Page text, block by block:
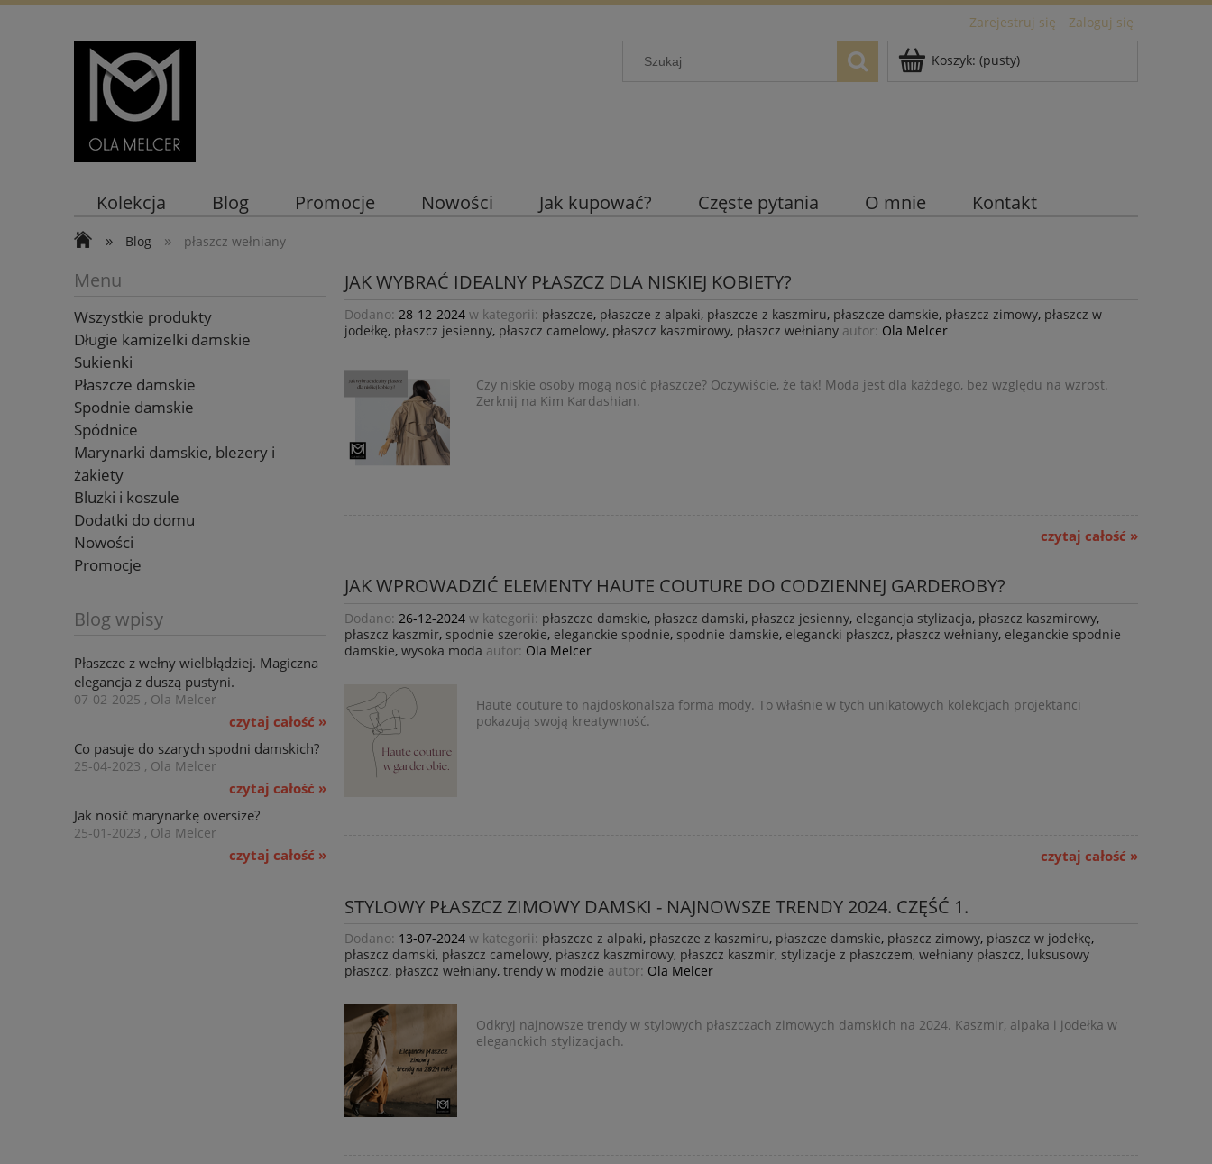
Zarejestruj się Zaloguj się
Koszyk: (pusty)
Kolekcja Blog Promocje Nowości Jak kupować? Częste pytania O mnie Kontakt
» Blog » płaszcz wełniany
Menu
Wszystkie produkty
Długie kamizelki damskie
Sukienki
Płaszcze damskie
Spodnie damskie
Spódnice
Marynarki damskie, blezery i
żakiety
Bluzki i koszule
Dodatki do domu
Nowości
Promocje
Blog wpisy
Płaszcze z wełny wielbłądziej. Magiczna
elegancja z duszą pustyni.
07-02-2025 , Ola Melcer
czytaj całość »
Co pasuje do szarych spodni damskich?
25-04-2023 , Ola Melcer
czytaj całość »
Jak nosić marynarkę oversize?
25-01-2023 , Ola Melcer
czytaj całość »
JAK WYBRAĆ IDEALNY PŁASZCZ DLA NISKIEJ KOBIETY?
Dodano: 28-12-2024 w kategorii: płaszcze, płaszcze z alpaki, płaszcze z kaszmiru, płaszcze damskie, płaszcz zimowy, płaszcz w
jodełkę, płaszcz jesienny, płaszcz camelowy, płaszcz kaszmirowy, płaszcz wełniany autor: Ola Melcer
Czy niskie osoby mogą nosić płaszcze? Oczywiście, że tak! Moda jest dla każdego, bez względu na wzrost.
Zerknij na Kim Kardashian.
czytaj całość »
JAK WPROWADZIĆ ELEMENTY HAUTE COUTURE DO CODZIENNEJ GARDEROBY?
Dodano: 26-12-2024 w kategorii: płaszcze damskie, płaszcz damski, płaszcz jesienny, elegancja stylizacja, płaszcz kaszmirowy,
płaszcz kaszmir, spodnie szerokie, eleganckie spodnie, spodnie damskie, elegancki płaszcz, płaszcz wełniany, eleganckie spodnie
damskie, wysoka moda autor: Ola Melcer
Haute couture to najdoskonalsza forma mody. To właśnie w tych unikatowych kolekcjach projektanci
pokazują swoją kreatywność.
czytaj całość »
STYLOWY PŁASZCZ ZIMOWY DAMSKI - NAJNOWSZE TRENDY 2024. CZĘŚĆ 1.
Dodano: 13-07-2024 w kategorii: płaszcze z alpaki, płaszcze z kaszmiru, płaszcze damskie, płaszcz zimowy, płaszcz w jodełkę,
płaszcz damski, płaszcz camelowy, płaszcz kaszmirowy, płaszcz kaszmir, stylizacje z płaszczem, wełniany płaszcz, luksusowy
płaszcz, płaszcz wełniany, trendy w modzie autor: Ola Melcer
Odkryj najnowsze trendy w stylowych płaszczach zimowych damskich na 2024. Kaszmir, alpaka i jodełka w
eleganckich stylizacjach.